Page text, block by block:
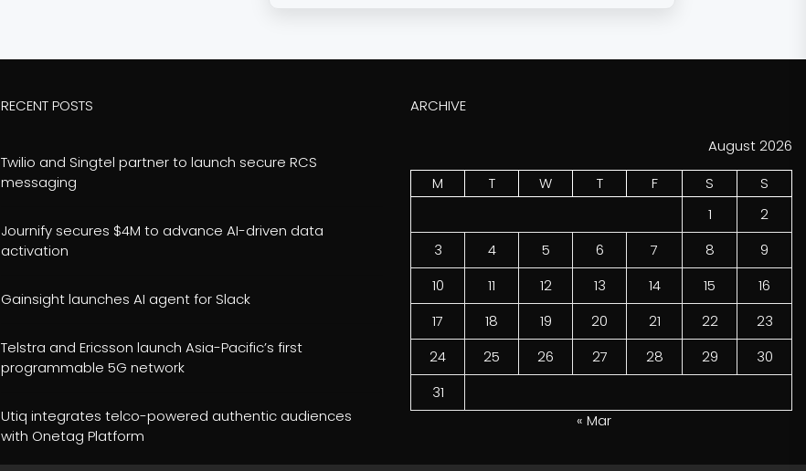
RECENT POSTS
Twilio and Singtel partner to launch secure RCS
messaging
Journify secures $4M to advance AI-driven data
activation
Gainsight launches AI agent for Slack
Telstra and Ericsson launch Asia-Pacific’s first
programmable 5G network
Utiq integrates telco-powered authentic audiences
with Onetag Platform
ARCHIVE
August 2026
M
T W T F S
S
1
2
3
4 5 6 7 8
9
10
11 12 13 14 15
16
17
18 19 20 21 22
23
24
25 26 27 28 29
30
31
« Mar